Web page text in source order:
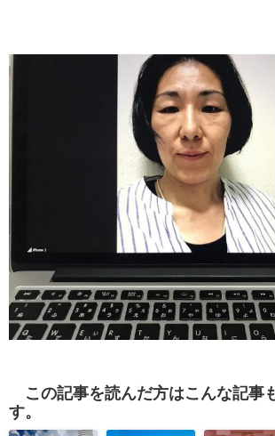
この記事を読んだ方はこんな記事
す。